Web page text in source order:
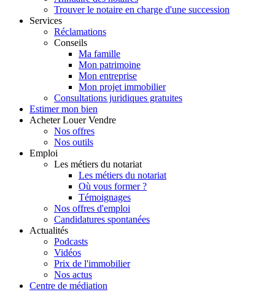
Trouver le notaire en charge d'une succession
Services
Réclamations
Conseils
Ma famille
Mon patrimoine
Mon entreprise
Mon projet immobilier
Consultations juridiques gratuites
Estimer mon bien
Acheter Louer Vendre
Nos offres
Nos outils
Emploi
Les métiers du notariat
Les métiers du notariat
Où vous former ?
Témoignages
Nos offres d'emploi
Candidatures spontanées
Actualités
Podcasts
Vidéos
Prix de l'immobilier
Nos actus
Centre de médiation